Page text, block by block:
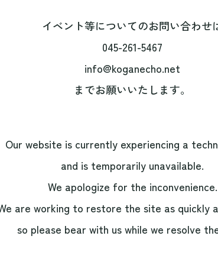
イベント等についてのお問い合わせ
045-261-5467
info@koganecho.net
までお願いいたします。
Our website is currently experiencing a
and is temporarily unavailable.
We apologize for the inconvenience.
are working to restore the site as quickly
so please bear with us while we resolve